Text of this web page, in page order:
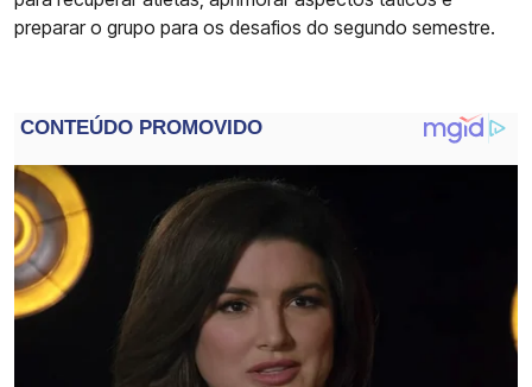
preparar o grupo para os desafios do segundo semestre.